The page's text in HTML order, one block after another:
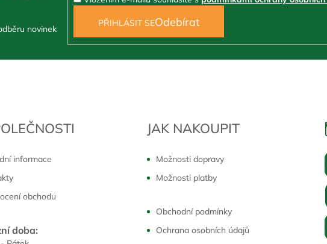
informace
obchodu
doba:
JAK NAKOUPIT
Možnosti dopravy
Možnosti platby
Obchodní podmínky
Ochrana osobních údajů
PŘIHLÁSIT SE